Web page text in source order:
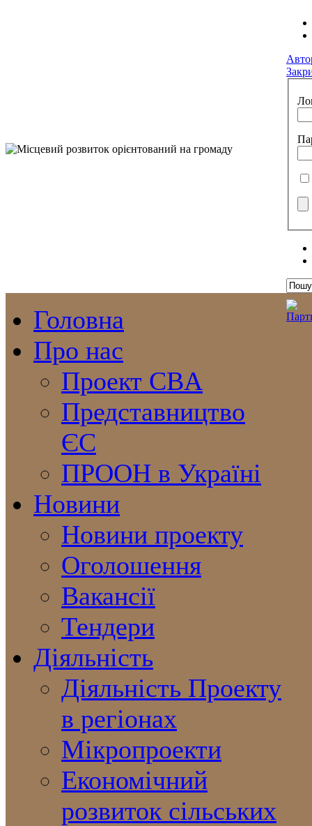
Головна
Про нас
Проект CBA
Представництво
ЄС
ПРООН в Україні
Новини
Новини проекту
Оголошення
Вакансії
Тендери
Діяльність
Діяльність Проекту
в регіонах
Мікропроекти
Економічний
розвиток сільських